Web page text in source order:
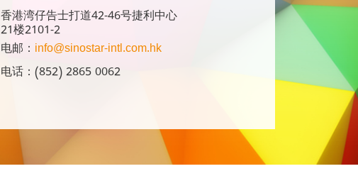
香港湾仔告士打道42-46号捷利中心
21楼2101-2
电邮： info@sinostar-intl.com.hk
电话：(852) 2865 0062